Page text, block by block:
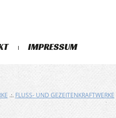
IMPRESSUM
.:. FLUSS- UND GEZEITENKRAFTWERKE